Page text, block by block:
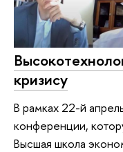
кризису
В рамках 22-й
конференции,
Высшая школа